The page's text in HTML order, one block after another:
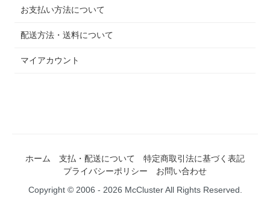
お支払い方法について
配送方法・送料について
マイアカウント
ホーム 支払・配送について
特定商取引法に基づく表記
プライバシーポリシー
お問い合わせ
Copyright © 2006 - 2026 McCluster All Rights Reserved.